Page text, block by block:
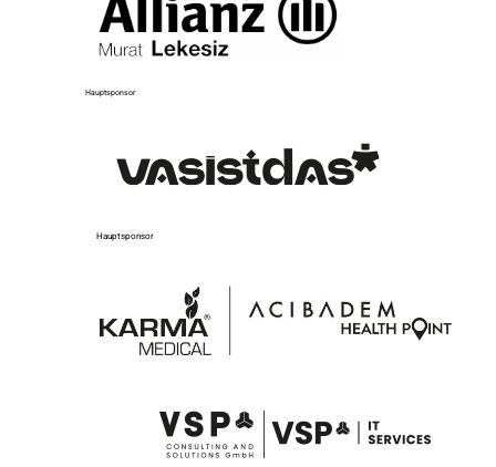
Hauptsponsor
Hauptsponsor